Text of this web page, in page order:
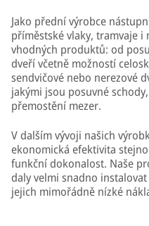
Jako přední výrobce
příměstské vlaky, tramvaje
vhodných produktů: od
dveří včetně možností
sendvičové nebo nerezové
jakými jsou posuvné
přemostění mezer.
V dalším vývoji našich
ekonomická efektivita
funkční dokonalost. Naše
daly velmi snadno
jejich mimořádně nízké